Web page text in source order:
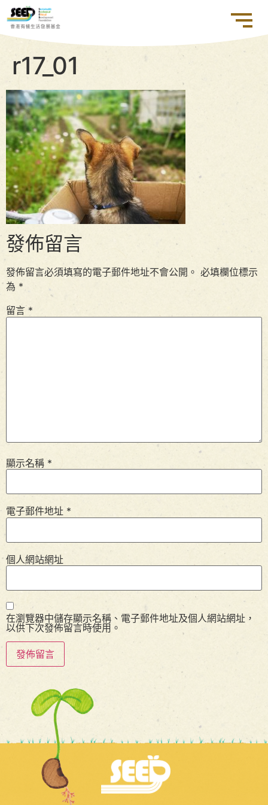
r17_01
發佈留言
發佈留言必須填寫的電子郵件地址不會公開。 必填欄位標示
為 *
留言 *
顯示名稱 *
電子郵件地址 *
個人網站網址
在瀏覽器中儲存顯示名稱、電子郵件地址及個人網站網址，
以供下次發佈留言時使用。